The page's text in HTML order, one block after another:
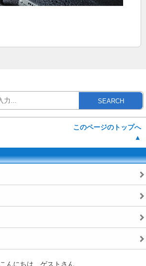
SEARCH
このページのトップへ
▲
こんにちは ゲストさん